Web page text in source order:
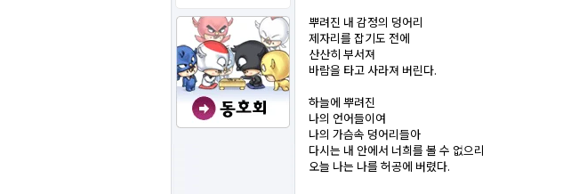
뿌려진 내 감정의 덩어리
제자리를 잡기도 전에
산산히 부서져
바람을 타고 사라져 버린다.
하늘에 뿌려진
나의 언어들이여
나의 가슴속 덩어리들아
다시는 내 안에서 너희를 볼 수 없으리
오늘 나는 나를 허공에 버렸다.